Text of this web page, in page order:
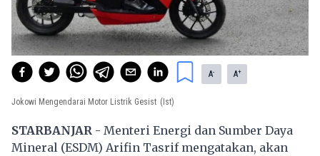
A- A+
Jokowi Mengendarai Motor Listrik Gesist (Ist)
STARBANJAR - Menteri Energi dan Sumber Daya
Mineral (ESDM) Arifin Tasrif mengatakan, akan